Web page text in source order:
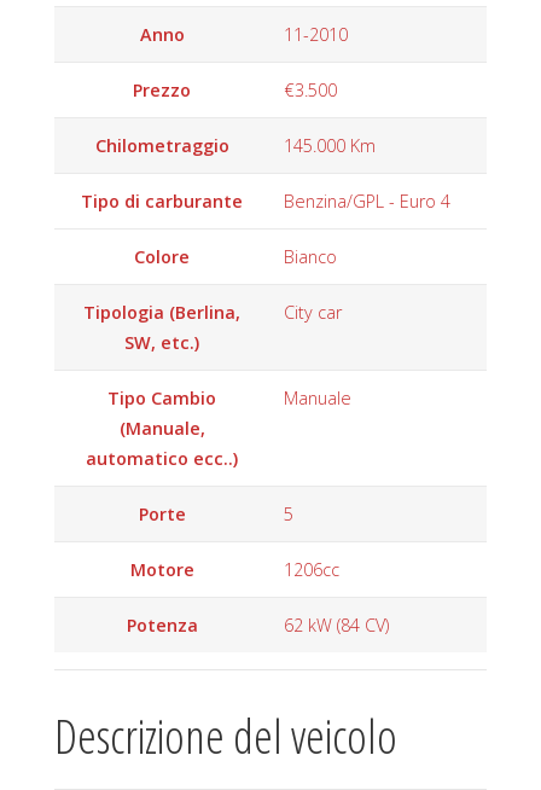
Anno 11-2010
Prezzo €3.500
Chilometraggio 145.000 Km
Tipo di carburante Benzina/GPL - Euro 4
Colore Bianco
Tipologia (Berlina,
SW, etc.)
City car
Tipo Cambio
(Manuale,
automatico ecc..)
Manuale
Porte 5
Motore 1206cc
Potenza 62 kW (84 CV)
Descrizione del veicolo